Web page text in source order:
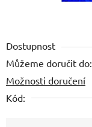
Dostupnost
Můžeme doručit do:
Možnosti doručení
Kód: